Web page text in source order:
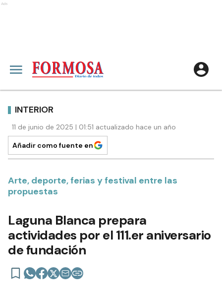
Ads
INTERIOR
11 de junio de 2025 | 01:51 actualizado hace un año
Añadir como fuente en
Arte, deporte, ferias y festival entre las
propuestas
Laguna Blanca prepara
actividades por el 111.er aniversario
de fundación